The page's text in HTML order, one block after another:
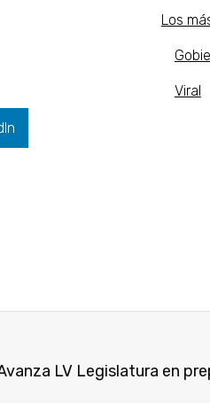
Los
Viral
LV Legislatura en